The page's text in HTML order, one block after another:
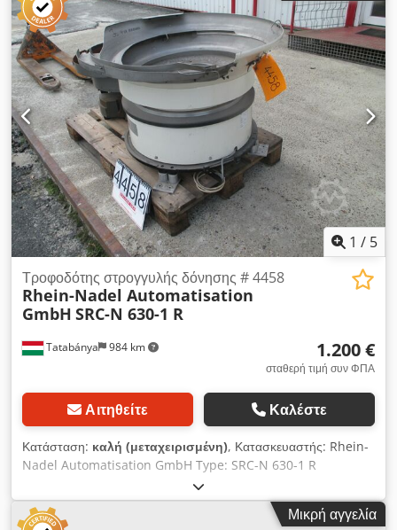
1 / 5
Tatabánya 984 km
Τροφοδότης στρογγυλής δόνησης # 4458
Rhein-Nadel Automatisation
GmbH SRC-N 630-1 R
1.200 €
σταθερή τιμή συν ΦΠΑ
Αιτηθείτε Καλέστε
Κατάσταση: καλή (μεταχειρισμένη), Κατασκευαστής: Rhein-
Nadel Automatisation GmbH Type: SRC-N 630-1 R
Συχνότητα δόνησης: 50 Hz / 3000 min -1 Ηλεκτρική ισχύς:
220 V Διάμετρος τυμπάνου: 900mm Ρυθμιζόμενη δόνηση
Dodjgth U Ijpfx Aafokr
Μικρή αγγελία